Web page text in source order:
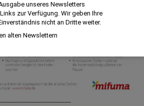
unseres Newsletters
zur Verfügung. Wir geben Ihre
nicht an Dritte weiter.
alten Newslettern